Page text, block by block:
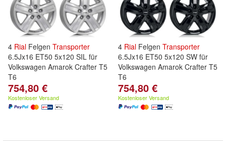
4 Rial Felgen Transporter
6.5Jx16 ET50 5x120 SIL für
Volkswagen Amarok Crafter T5
T6
754,80 €
Kostenloser Versand
4 Rial Felgen Transporter
6.5Jx16 ET50 5x120 SW für
Volkswagen Amarok Crafter T5
T6
754,80 €
Kostenloser Versand